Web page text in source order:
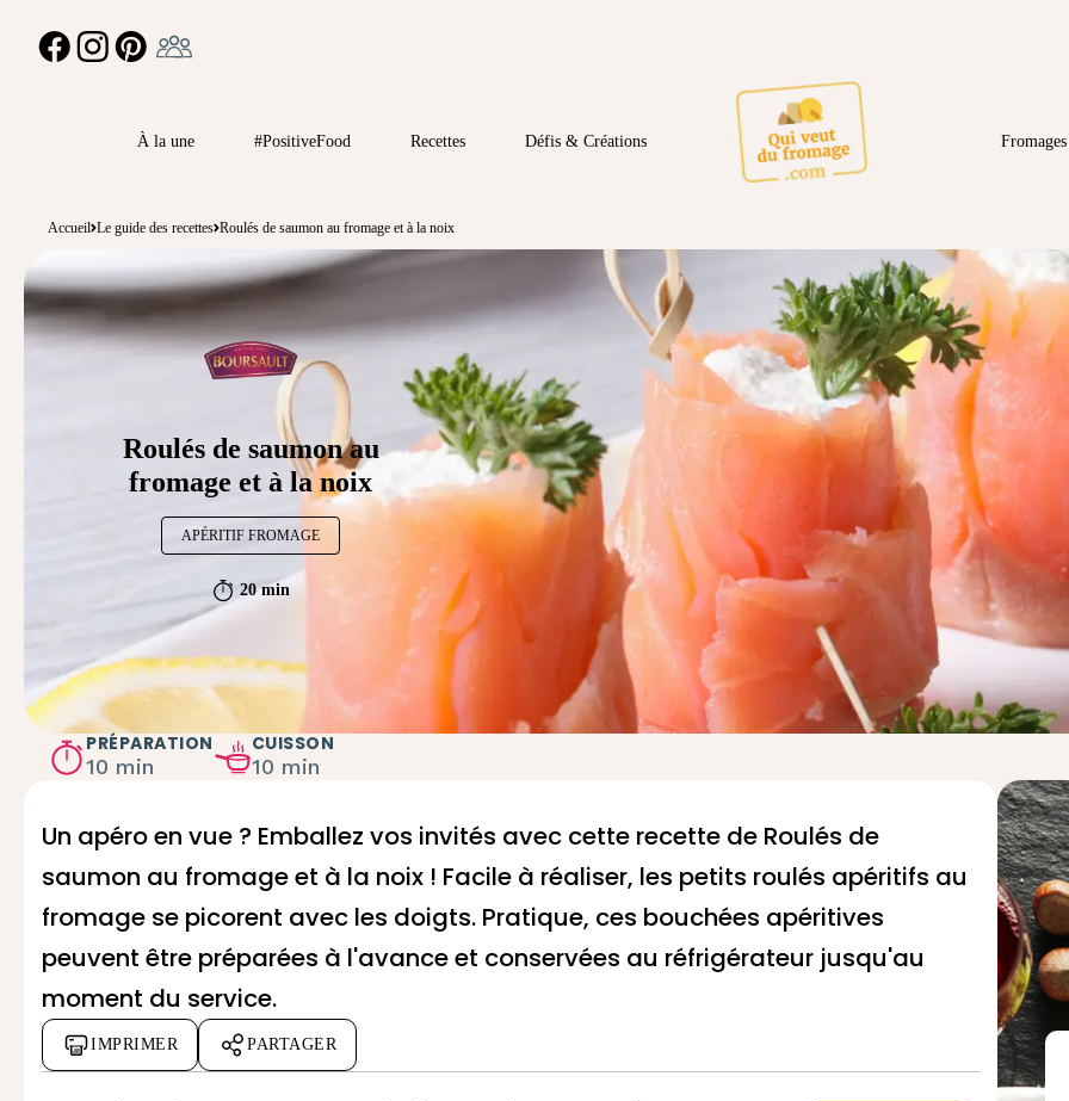
FACEBOOKINSTAGRAMPINTEREST
À la une #PositiveFood Recettes Défis & Créations
Accueil Le guide des recettes Roulés de saumon au fromage et à la noix
Roulés de saumon au
fromage et à la noix
APÉRITIF FROMAGE
20 min
PRÉPARATION
10 min
CUISSON
10 min
Un apéro en vue ? Emballez vos invités avec cette recette de Roulés de
saumon au fromage et à la noix ! Facile à réaliser, les petits roulés apéritifs au
fromage se picorent avec les doigts. Pratique, ces bouchées apéritives
peuvent être préparées à l'avance et conservées au réfrigérateur jusqu'au
moment du service.
IMPRIMER PARTAGER